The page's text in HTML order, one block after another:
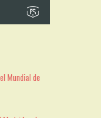
Mundial de